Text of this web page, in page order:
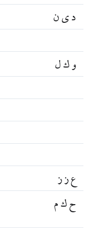
د ي ن
و ك ل
ع ز ز
ح ك م